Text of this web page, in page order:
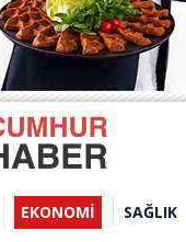
EKONOMİ SAĞLIK